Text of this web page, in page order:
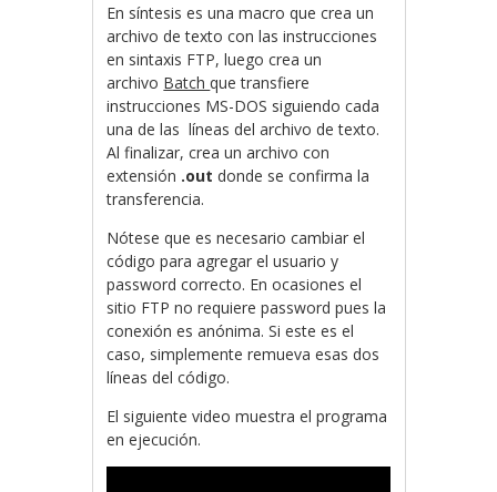
En síntesis es una macro que crea un
archivo de texto con las instrucciones
en sintaxis FTP, luego crea un
archivo Batchque transfiere
instrucciones MS-DOS siguiendo cada
una de las líneas del archivo de texto.
Al finalizar, crea un archivo con
extensión .out donde se confirma la
transferencia.
Nótese que es necesario cambiar el
código para agregar el usuario y
password correcto. En ocasiones el
sitio FTP no requiere password pues la
conexión es anónima. Si este es el
caso, simplemente remueva esas dos
líneas del código.
El siguiente video muestra el programa
en ejecución.